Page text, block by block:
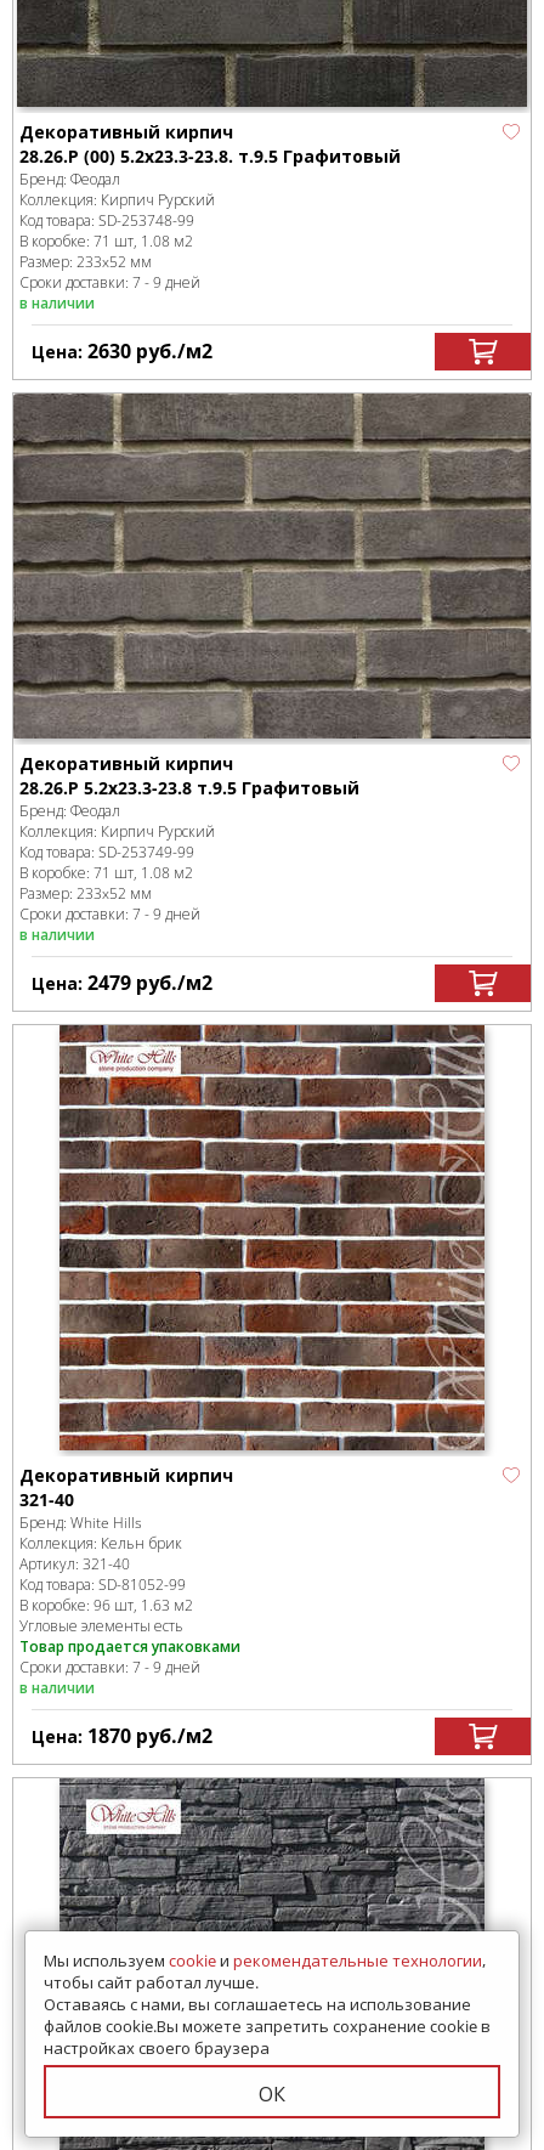
Декоративный кирпич
28.26.Р (00) 5.2x23.3-23.8. т.9.5 Графитовый
Бренд: Феодал
Коллекция: Кирпич Рурский
Код товара: SD-253748-99
В коробке: 71 шт, 1.08 м2
Размер: 233x52 мм
Сроки доставки: 7 - 9 дней
в наличии
Цена: 2630 руб./м2
Декоративный кирпич
28.26.Р 5.2x23.3-23.8 т.9.5 Графитовый
Бренд: Феодал
Коллекция: Кирпич Рурский
Код товара: SD-253749-99
В коробке: 71 шт, 1.08 м2
Размер: 233x52 мм
Сроки доставки: 7 - 9 дней
в наличии
Цена: 2479 руб./м2
Декоративный кирпич
321-40
Бренд: White Hills
Коллекция: Кельн брик
Артикул: 321-40
Код товара: SD-81052-99
В коробке: 96 шт, 1.63 м2
Угловые элементы есть
Товар продается упаковками
Сроки доставки: 7 - 9 дней
в наличии
Цена: 1870 руб./м2
Мы используем cookieи рекомендательные технологии,
чтобы сайт работал лучше.
Оставаясь с нами, вы соглашаетесь на использование
файлов cookie.Вы можете запретить сохранение cookie в
настройках своего браузера
ОК